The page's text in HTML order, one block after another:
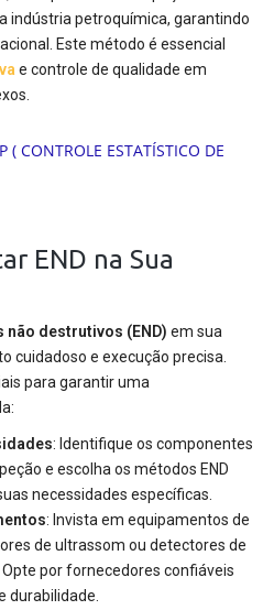
indústria petroquímica, garantindo
Este método é essencial
e controle de qualidade em
END na Sua
não destrutivos (END) em sua
cuidadoso e execução precisa.
para garantir uma
: Identifique os componentes
e escolha os métodos END
necessidades específicas.
: Invista em equipamentos de
de ultrassom ou detectores de
por fornecedores confiáveis
durabilidade.